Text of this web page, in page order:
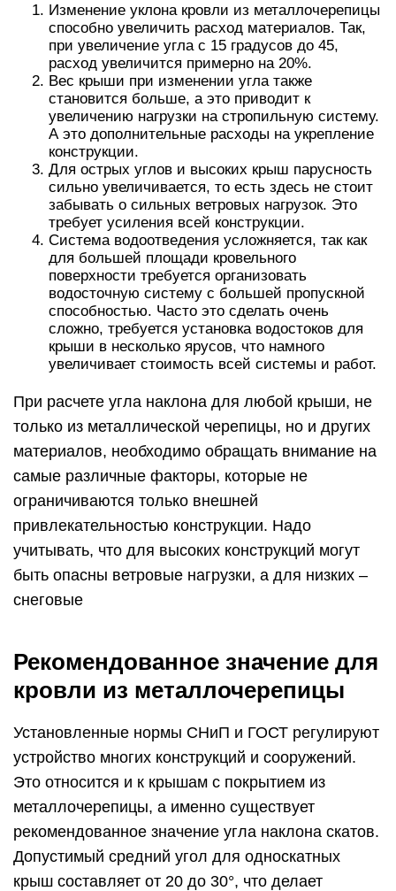
Изменение уклона кровли из металлочерепицы
способно увеличить расход материалов. Так,
при увеличение угла с 15 градусов до 45,
расход увеличится примерно на 20%.
Вес крыши при изменении угла также
становится больше, а это приводит к
увеличению нагрузки на стропильную систему.
А это дополнительные расходы на укрепление
конструкции.
Для острых углов и высоких крыш парусность
сильно увеличивается, то есть здесь не стоит
забывать о сильных ветровых нагрузок. Это
требует усиления всей конструкции.
Система водоотведения усложняется, так как
для большей площади кровельного
поверхности требуется организовать
водосточную систему с большей пропускной
способностью. Часто это сделать очень
сложно, требуется установка водостоков для
крыши в несколько ярусов, что намного
увеличивает стоимость всей системы и работ.
При расчете угла наклона для любой крыши, не
только из металлической черепицы, но и других
материалов, необходимо обращать внимание на
самые различные факторы, которые не
ограничиваются только внешней
привлекательностью конструкции. Надо
учитывать, что для высоких конструкций могут
быть опасны ветровые нагрузки, а для низких –
снеговые
Рекомендованное значение для
кровли из металлочерепицы
Установленные нормы СНиП и ГОСТ регулируют
устройство многих конструкций и сооружений.
Это относится и к крышам с покрытием из
металлочерепицы, а именно существует
рекомендованное значение угла наклона скатов.
Допустимый средний угол для односкатных
крыш составляет от 20 до 30°, что делает